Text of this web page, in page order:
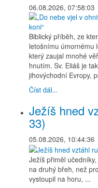
06.08.2026, 07:58:03
Biblický příběh, ze
letošnímu úmornému
který zaujal mnohé
hnutím. Sv. Eliáš je
jihovýchodní Evropy,
Číst dál...
Ježíš hned
33)
05.08.2026, 10:44:36
Ježíš přiměl
na druhý břeh, než
vystoupil na horu, ...